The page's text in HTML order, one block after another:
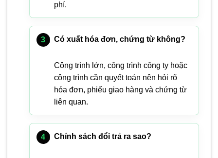
phí.
Có xuất hóa đơn, chứng từ không?
Công trình lớn, công trình công ty hoặc
công trình cần quyết toán nên hỏi rõ
hóa đơn, phiếu giao hàng và chứng từ
liên quan.
Chính sách đổi trả ra sao?